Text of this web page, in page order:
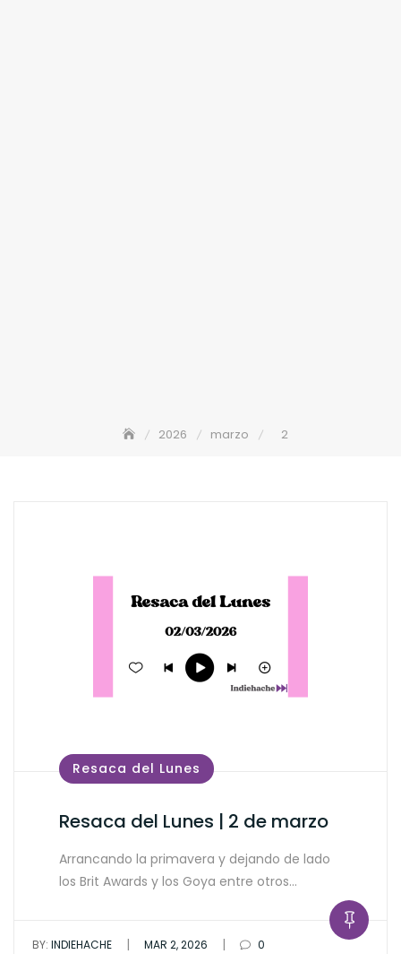
2026 marzo 2
Resaca del Lunes
Resaca del Lunes | 2 de marzo
Arrancando la primavera y dejando de lado
los Brit Awards y los Goya entre otros…
BY: INDIEHACHE | MAR 2, 2026 | 0